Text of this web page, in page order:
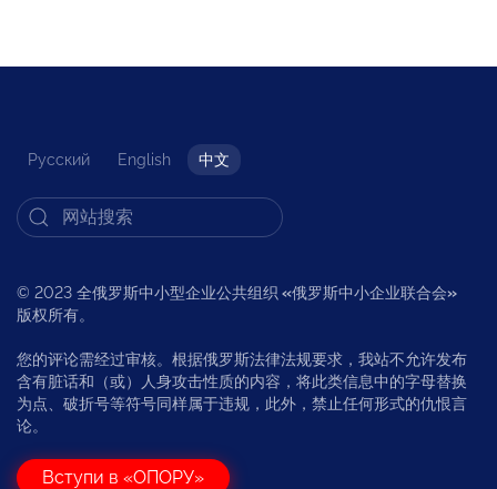
Русский English 中文
© 2023 全俄罗斯中小型企业公共组织 «俄罗斯中小企业联合会»
版权所有。
您的评论需经过审核。根据俄罗斯法律法规要求，我站不允许发布
含有脏话和（或）人身攻击性质的内容，将此类信息中的字母替换
为点、破折号等符号同样属于违规，此外，禁止任何形式的仇恨言
论。
Вступи в «ОПОРУ»